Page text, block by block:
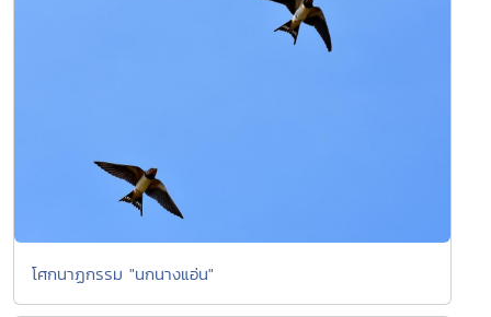
โศกนาฏกรรม "นกนางแอ่น"